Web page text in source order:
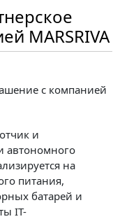
MARSRIVA
с компанией
и
автономного
на
питания,
батарей и
IT-